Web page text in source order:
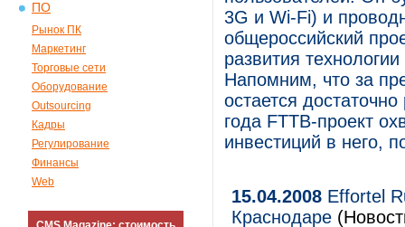
ПО
Рынок ПК
Маркетинг
Торговые сети
Оборудование
Outsourcing
Кадры
Регулирование
Финансы
Web
3G и Wi-Fi) и
общероссийский
развития
Напомним, что за
остается
года FTTB-проект
инвестиций в него,
15.04.2008 Effortel
Краснодаре